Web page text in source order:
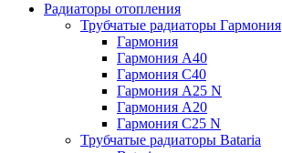
Радиаторы отопления
Трубчатые радиаторы Гармония
Гармония
Гармония А40
Гармония С40
Гармония А25 N
Гармония А20
Гармония С25 N
Трубчатые радиаторы Bataria